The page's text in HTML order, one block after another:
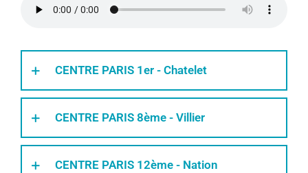
CENTRE PARIS 1er - Chatelet
CENTRE PARIS 8ème - Villier
CENTRE PARIS 12ème - Nation